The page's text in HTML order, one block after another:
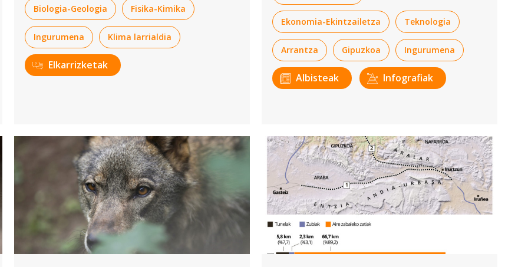
Biologia-Geologia
Fisika-Kimika
Ingurumena Klima larrialdia
Elkarrizketak
Ekonomia-Ekintzailetza Teknologia
Arrantza Gipuzkoa Ingurumena
Albisteak Infografiak